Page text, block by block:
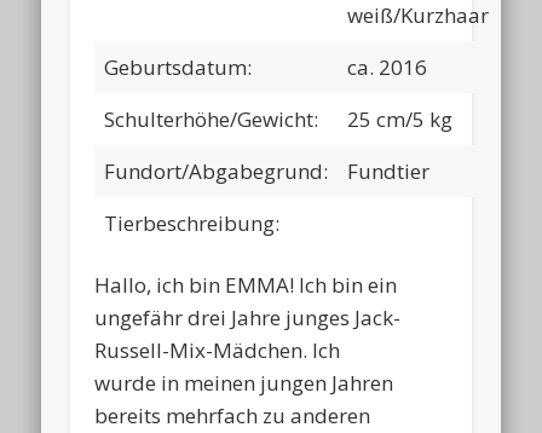
weiß/Kurzhaar
Geburtsdatum:
ca. 2016
Schulterhöhe/Gewicht:
25 cm/5 kg
Fundort/Abgabegrund:
Fundtier
Tierbeschreibung:
Hallo, ich bin EMMA! Ich bin ein
ungefähr drei Jahre junges Jack-
Russell-Mix-Mädchen. Ich
wurde in meinen jungen Jahren
bereits mehrfach zu anderen